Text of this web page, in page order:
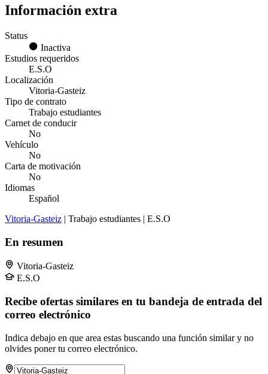
Información extra
Status
Inactiva
Estudios requeridos
E.S.O
Localización
Vitoria-Gasteiz
Tipo de contrato
Trabajo estudiantes
Carnet de conducir
No
Vehículo
No
Carta de motivación
No
Idiomas
Español
Vitoria-Gasteiz | Trabajo estudiantes | E.S.O
En resumen
Vitoria-Gasteiz
E.S.O
Recibe ofertas similares en tu bandeja de entrada del
correo electrónico
Indica debajo en que area estas buscando una función similar y no
olvides poner tu correo electrónico.